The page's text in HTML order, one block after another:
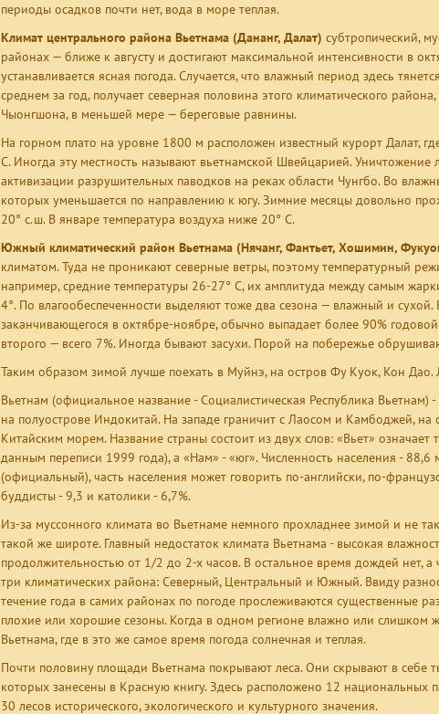
периоды осадков почти нет, вода в море теплая.
Климат центрального района Вьетнама (Дананг, Далат) субтропический,
районах — ближе к августу и достигают максимальной интенсивности в
устанавливается ясная погода. Случается, что влажный период здесь
среднем за год, получает северная половина этого климатического
Чыонгшона, в меньшей мере — береговые равнины.
На горном плато на уровне 1800 м расположен известный курорт Далат,
C. Иногда эту местность называют вьетнамской Швейцарией.
активизации разрушительных паводков на реках области Чунгбо. Во
которых уменьшается по направлению к югу. Зимние месяцы довольно
20° с.ш. В январе температура воздуха ниже 20° С.
Южный климатический район Вьетнама (Нячанг, Фантьет, Хошимин,
климатом. Туда не проникают северные ветры, поэтому температурный
например, средние температуры 26-27° С, их амплитуда между самым
4°. По влагообеспеченности выделяют тоже два сезона — влажный и
заканчивающегося в октябре-ноябре, обычно выпадает более 90%
второго — всего 7%. Иногда бывают засухи. Порой на побережье
Таким образом зимой лучше поехать в Муйнэ, на остров Фу Куок, Кон Дао.
Вьетнам (официальное название - Социалистическая Республика
на полуострове Индокитай. На западе граничит с Лаосом и Камбоджей,
Китайским морем. Название страны состоит из двух слов: «Вьет»
данным переписи 1999 года), а «Нам» - «юг». Численность населения -
(официальный), часть населения может говорить по-английски, по-
буддисты - 9,3 и католики - 6,7%.
Из-за муссонного климата во Вьетнаме немного прохладнее зимой и не
такой же широте. Главный недостаток климата Вьетнама - высокая
продолжительностью от 1/2 до 2-х часов. В остальное время дождей нет, а
три климатических района: Северный, Центральный и Южный. Ввиду
течение года в самих районах по погоде прослеживаются существенные
плохие или хорошие сезоны. Когда в одном регионе влажно или слишком
Вьетнама, где в это же самое время погода солнечная и теплая.
Почти половину площади Вьетнама покрывают леса. Они скрывают в
которых занесены в Красную книгу. Здесь расположено 12
30 лесов исторического, экологического и культурного значения.